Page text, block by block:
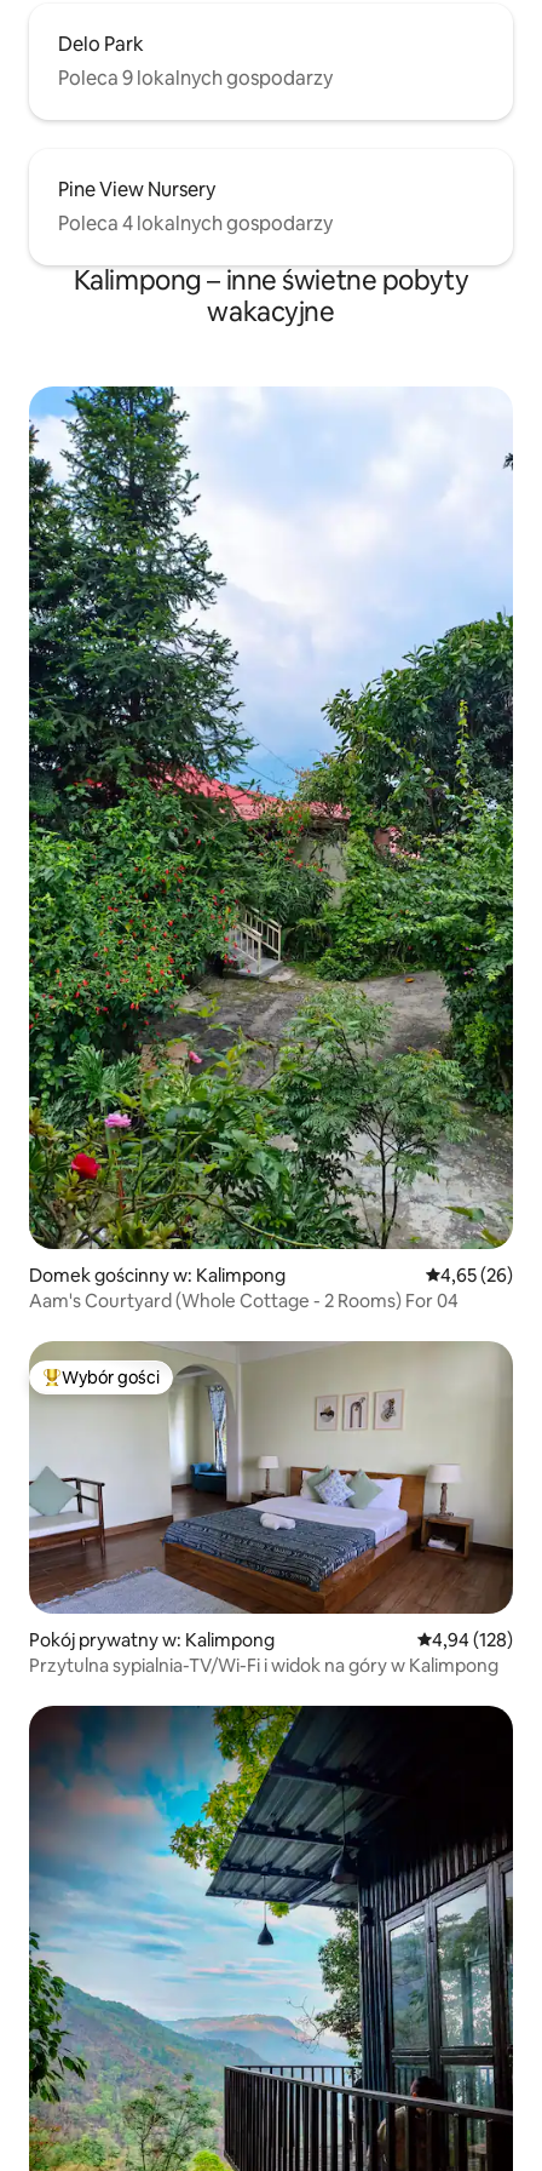
Delo Park
Poleca 9 lokalnych gospodarzy
Pine View Nursery
Poleca 4 lokalnych gospodarzy
Kalimpong – inne świetne pobyty
wakacyjne
Domek gościnny w: Kalimpong Średnia
4,65 (26)
Aam's Courtyard (Whole Cottage - 2 Rooms) For 04
Najpopularniejsze z kategorii Wybór gości
Wybór gości
Pokój prywatny w: Kalimpong Średnia
4,94 (128)
Przytulna sypialnia-TV/Wi-Fi i widok na góry w Kalimpong